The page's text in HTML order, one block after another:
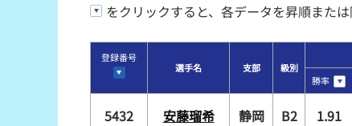
をクリックすると、各データを昇順また
登録番号
選手名
支部 級別
勝率
5432 安藤瑠希 静岡 B2 1.91